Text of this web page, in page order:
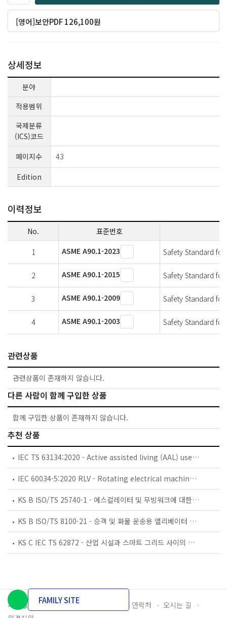
[영어]보안PDF 126,100원
상세정보
분야
적용범위
국제분류
(ICS)코드
페이지수
43
Edition
이력정보
No. 표준번호
1 ASME A90.1-2023 Safety Standard for
2 ASME A90.1-2015 Safety Standard for
3 ASME A90.1-2009 Safety Standard for
4 ASME A90.1-2003 Safety Standard for
관련상품
관련상품이 존재하지 않습니다.
다른 사람이 함께 구입한 상품
함께 구입한 상품이 존재하지 않습니다.
추천 상품
IEC TS 63134:2020 - Active assisted living (AAL) use cases
IEC 60034-5:2020 RLV - Rotating electrical machines - Part 5: Degrees of protection provided by the integral design of rotating electrical machines (IP code) - Classification
KS B ISO/TS 25740-1 - 에스컬레이터 및 무빙워크에 대한 안전요건 — 제1부: 세계공통 필수 안전요건(GESRs)
KS B ISO/TS 8100-21 - 승객 및 화물 운송용 엘리베이터 —제21부: 세계공통 필수안전요건(GESRs)을 충족하는 세계공통 안전 파라미터(GSPs)
KS C IEC TS 62872 - 산업 시설과 스마트 그리드 사이의 산업 공정 측정, 제어 및 자동화 시스템 인터페이스
개인정보처리방침 이용약관 담당자 연락처
오시는 길
FAMILY SITE